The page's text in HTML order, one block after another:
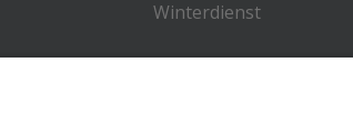
Winterdienst